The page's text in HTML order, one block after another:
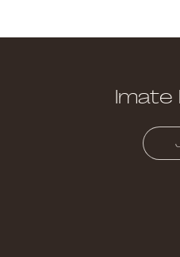
Imate